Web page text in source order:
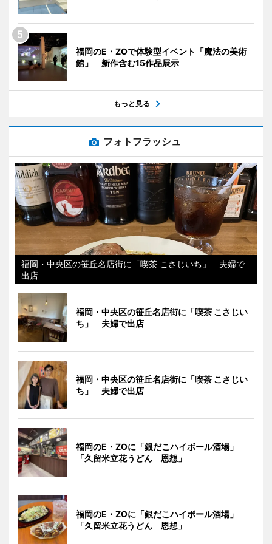
福岡のE・ZOで体験型イベント「魔法の美術
館」 新作含む15作品展示
もっと見る
フォトフラッシュ
福岡・中央区の笹丘名店街に「喫茶 こさじいち」 夫婦で
出店
福岡・中央区の笹丘名店街に「喫茶 こさじい
ち」 夫婦で出店
福岡・中央区の笹丘名店街に「喫茶 こさじい
ち」 夫婦で出店
福岡のE・ZOに「銀だこハイボール酒場」
「久留米立花うどん 恩想」
福岡のE・ZOに「銀だこハイボール酒場」
「久留米立花うどん 恩想」